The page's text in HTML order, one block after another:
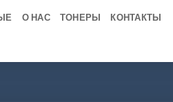
О НАС ТОНЕРЫ КОНТАКТЫ